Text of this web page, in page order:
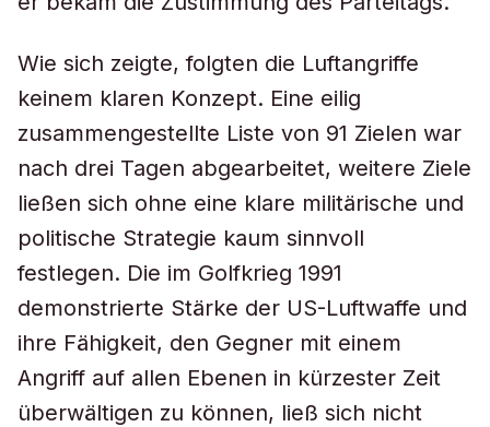
Wie sich zeigte, folgten die Luftangriffe
keinem klaren Konzept. Eine eilig
zusammengestellte Liste von 91 Zielen war
nach drei Tagen abgearbeitet, weitere Ziele
ließen sich ohne eine klare militärische und
politische Strategie kaum sinnvoll
festlegen. Die im Golfkrieg 1991
demonstrierte Stärke der US-Luftwaffe und
ihre Fähigkeit, den Gegner mit einem
Angriff auf allen Ebenen in kürzester Zeit
überwältigen zu können, ließ sich nicht